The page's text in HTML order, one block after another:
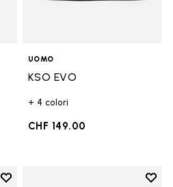
UOMO
KSO EVO
+ 4 colori
CHF 149.00
Add to wishlist
Add